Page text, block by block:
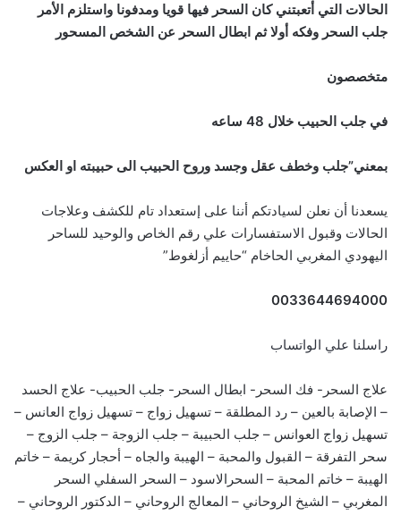
الحالات التي أتعبتني كان السحر فيها قويا ومدفونا واستلزم الأمر
جلب السحر وفكه أولا ثم ابطال السحر عن الشخص المسحور
متخصصون
في جلب الحبيب خلال 48 ساعه
بمعني”جلب وخطف عقل وجسد وروح الحبيب الى حبيبته او العكس
يسعدنا أن نعلن لسيادتكم أننا على إستعداد تام للكشف وعلاجات
الحالات وقبول الاستفسارات علي رقم الخاص والوحيد للساحر
اليهودي المغربي الحاخام “حاييم أزلغوط”
0033644694000
راسلنا علي الواتساب
علاج السحر- فك السحر- ابطال السحر- جلب الحبيب- علاج الحسد
– الإصابة بالعين – رد المطلقة – تسهيل زواج – تسهيل زواج العانس –
تسهيل زواج العوانس – جلب الحبيبة – جلب الزوجة – جلب الزوج –
سحر التفرقة – القبول والمحبة – الهيبة والجاه – أحجار كريمة – خاتم
الهيبة – خاتم المحبة – السحرالاسود – السحر السفلي السحر
المغربي – الشيخ الروحاني – المعالج الروحاني – الدكتور الروحاني –